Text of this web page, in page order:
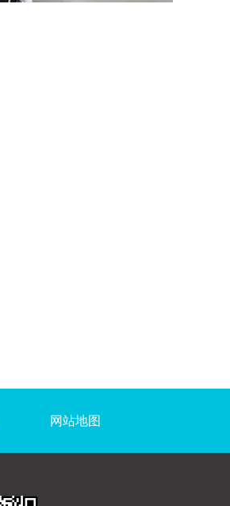
网站地图